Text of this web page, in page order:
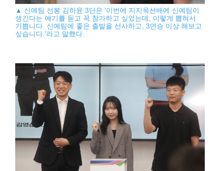
▲ 신예팀 선봉 김하윤 3단은 '이번에 지지옥션배에 신예팀이
생긴다는 얘기를 듣고 꼭 참가하고 싶었는데, 이렇게 뽑혀서
기쁩니다. 신예팀에 좋은 출발을 선사하고, 3연승 이상 해보고
싶습니다.'라고 말했다.